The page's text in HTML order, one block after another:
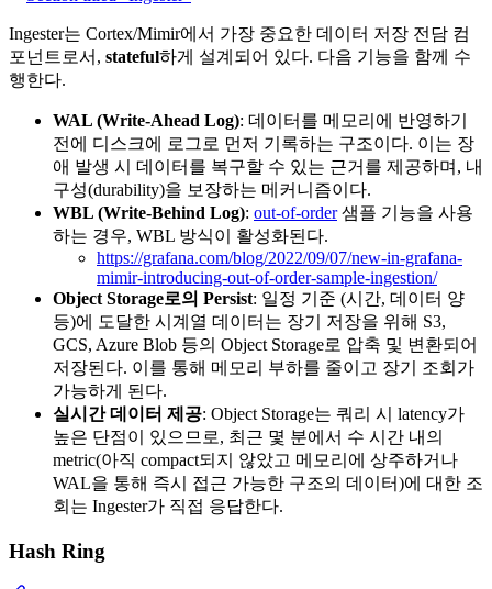
Ingester는 Cortex/Mimir에서 가장 중요한 데이터 저장 전담 컴
포넌트로서, stateful하게 설계되어 있다. 다음 기능을 함께 수
행한다.
WAL (Write-Ahead Log): 데이터를 메모리에 반영하기
전에 디스크에 로그로 먼저 기록하는 구조이다. 이는 장
애 발생 시 데이터를 복구할 수 있는 근거를 제공하며, 내
구성(durability)을 보장하는 메커니즘이다.
WBL (Write-Behind Log): out-of-order샘플 기능을 사용
하는 경우, WBL 방식이 활성화된다.
https://grafana.com/blog/2022/09/07/new-in-grafana-
mimir-introducing-out-of-order-sample-ingestion/
Object Storage로의 Persist: 일정 기준 (시간, 데이터 양
등)에 도달한 시계열 데이터는 장기 저장을 위해 S3,
GCS, Azure Blob 등의 Object Storage로 압축 및 변환되어
저장된다. 이를 통해 메모리 부하를 줄이고 장기 조회가
가능하게 된다.
실시간 데이터 제공: Object Storage는 쿼리 시 latency가
높은 단점이 있으므로, 최근 몇 분에서 수 시간 내의
metric(아직 compact되지 않았고 메모리에 상주하거나
WAL을 통해 즉시 접근 가능한 구조의 데이터)에 대한 조
회는 Ingester가 직접 응답한다.
Hash Ring